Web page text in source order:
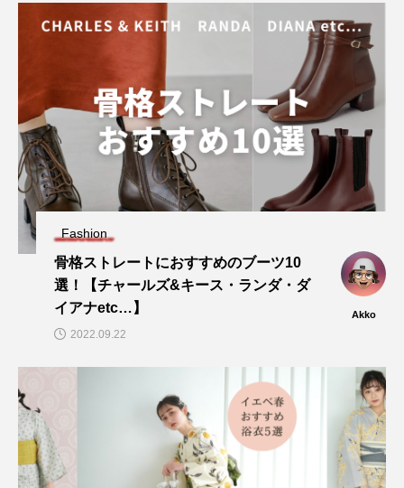
Fashion
骨格ストレートにおすすめのブーツ10
選！【チャールズ&キース・ランダ・ダ
イアナetc…】
Akko
2022.09.22